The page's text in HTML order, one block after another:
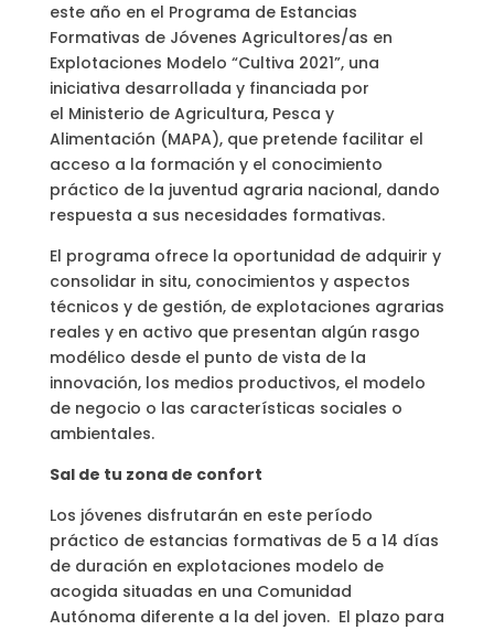
este año en el Programa de Estancias
Formativas de Jóvenes Agricultores/as en
Explotaciones Modelo “Cultiva 2021”, una
iniciativa desarrollada y financiada por
el Ministerio de Agricultura, Pesca y
Alimentación (MAPA), que pretende facilitar el
acceso a la formación y el conocimiento
práctico de la juventud agraria nacional, dando
respuesta a sus necesidades formativas.
El programa ofrece la oportunidad de adquirir y
consolidar in situ, conocimientos y aspectos
técnicos y de gestión, de explotaciones agrarias
reales y en activo que presentan algún rasgo
modélico desde el punto de vista de la
innovación, los medios productivos, el modelo
de negocio o las características sociales o
ambientales.
Sal de tu zona de confort
Los jóvenes disfrutarán en este período
práctico de estancias formativas de 5 a 14 días
de duración en explotaciones modelo de
acogida situadas en una Comunidad
Autónoma diferente a la del joven. El plazo para